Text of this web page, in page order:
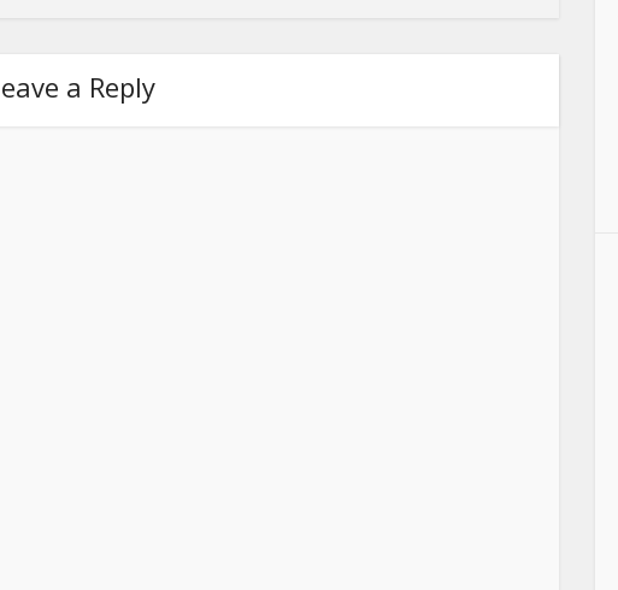
a Reply